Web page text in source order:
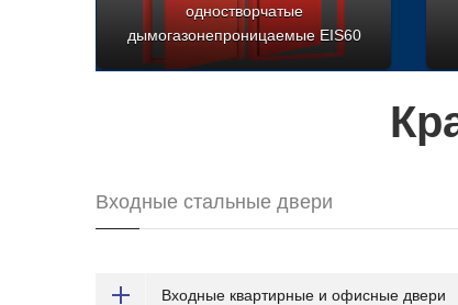
одностворчатые
дымогазонепроницаемые EIS60
Входные стальные двери
Входные квартирные и офисные двери